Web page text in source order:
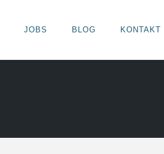
JOBS BLOG KONTAKT